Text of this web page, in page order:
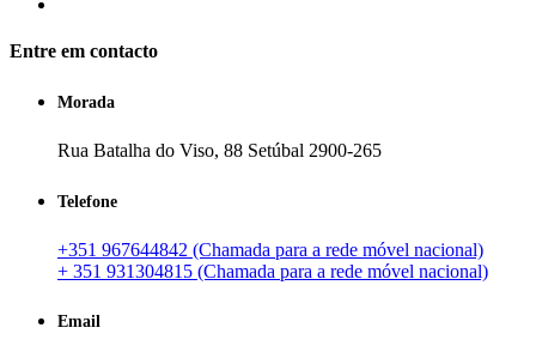
Entre em contacto
Morada
Rua Batalha do Viso, 88 Setúbal 2900-265
Telefone
+351 967644842 (Chamada para a rede móvel nacional)
+ 351 931304815 (Chamada para a rede móvel nacional)
Email